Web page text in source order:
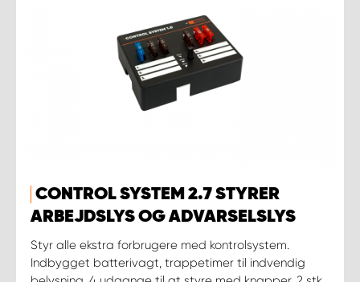
CONTROL SYSTEM 2.7 STYRER
ARBEJDSLYS OG ADVARSELSLYS
Styr alle ekstra forbrugere med kontrolsystem.
Indbygget batterivagt, trappetimer til indvendig